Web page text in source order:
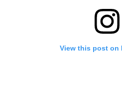
View this post on